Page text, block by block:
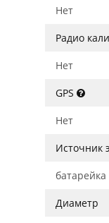
Нет
Радио
Нет
GPS
Нет
Источник
батарейка
Диаметр